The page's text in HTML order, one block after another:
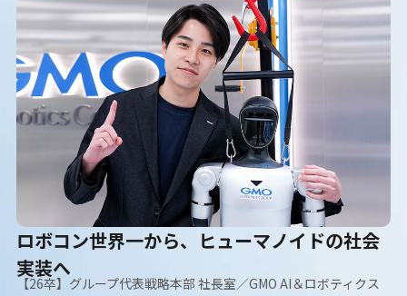
ロボコン世界一から、ヒューマノイドの社会
実装へ
【26卒】グループ代表戦略本部 社長室／GMO AI＆ロボティクス